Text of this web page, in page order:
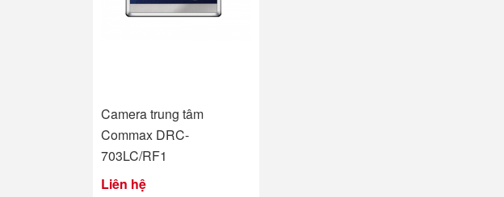
Camera trung tâm
Commax DRC-
703LC/RF1
Liên hệ